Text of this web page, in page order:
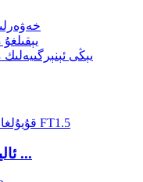
يېڭى
ئاليۇمىن ماتورنى توسۇش ...